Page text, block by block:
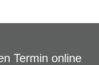
Termin online